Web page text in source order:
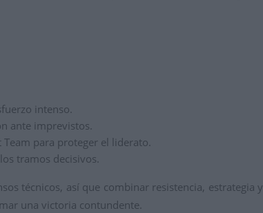
intenso.
ante imprevistos.
para proteger el liderato.
tramos decisivos.
técnicos, así que combinar resistencia, estrategia
una victoria contundente.